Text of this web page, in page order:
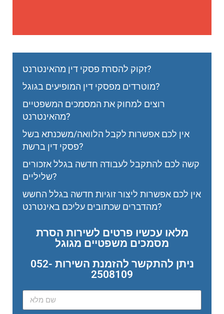
זקוק להסרת פסקי דין מהאינטרנט?
מוטרדים מפסקי דין המופיעים בגוגל?
רוצים למחוק את המסמכים המשפטיים
מהאינטרנט?
אין לכם אפשרות לקבל הלוואה/משכנתא בשל
פסקי דין ברשת?
קשה לכם להתקבל לעבודה חדשה בגלל אזכורים
שליליים?
אין לכם אפשרות ליצור זוגיות חדשה בגלל החשש
מהדברים שכתובים עליכם באינטרנט?
מלאו עכשיו פרטים לשירות הסרת
מסמכים משפטיים מגוגל
ניתן להתקשר להזמנת השירות 052-
2508109